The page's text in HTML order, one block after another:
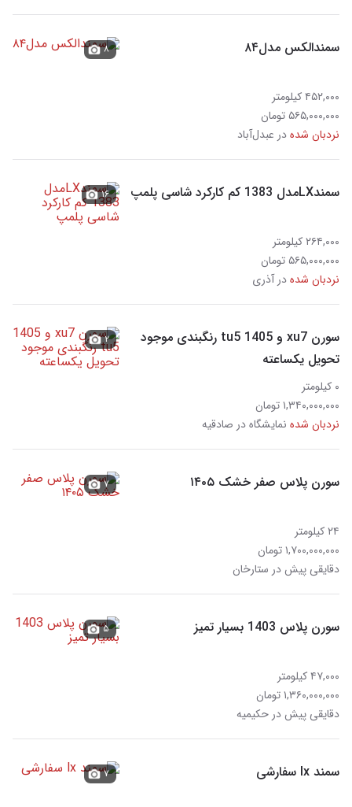
سمندالکس مدل۸۴
۴۵۲,۰۰۰ کیلومتر
۵۶۵,۰۰۰,۰۰۰ تومان
نردبان شدهدر عبدل‌آباد
۸
سمندLXمدل 1383 کم کارکرد شاسی پلمپ
۲۶۴,۰۰۰ کیلومتر
۵۶۵,۰۰۰,۰۰۰ تومان
نردبان شدهدر آذری
۱۶
سورن xu7 و 1405 tu5 رنگبندی موجود
تحویل یکساعته
۰ کیلومتر
۱,۳۴۰,۰۰۰,۰۰۰ تومان
نردبان شده نمایشگاه در صادقیه
۲
سورن پلاس صفر خشک ۱۴۰۵
۲۴ کیلومتر
۱,۷۰۰,۰۰۰,۰۰۰ تومان
دقایقی پیش در ستارخان
۷
سورن پلاس 1403 بسیار تمیز
۴۷,۰۰۰ کیلومتر
۱,۳۶۰,۰۰۰,۰۰۰ تومان
دقایقی پیش در حکیمیه
۵
سمند lx سفارشی ۷